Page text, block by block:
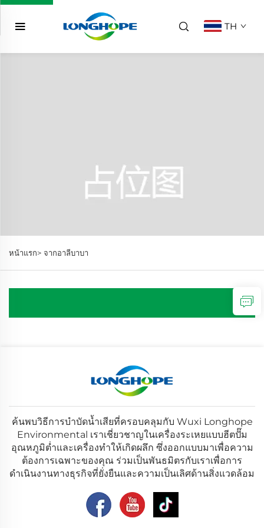
TH
หน้าแรก> จากอาลีบาบา
ค้นพบวิธีการบำบัดน้ำเสียที่ครอบคลุมกับ Wuxi Longhope
Environmental เราเชี่ยวชาญในเครื่องระเหยแบบฮีตปั๊ม
อุณหภูมิต่ำและเครื่องทำให้เกิดผลึก ซึ่งออกแบบมาเพื่อความ
ต้องการเฉพาะของคุณ ร่วมเป็นพันธมิตรกับเราเพื่อการ
ดำเนินงานทางธุรกิจที่ยั่งยืนและความเป็นเลิศด้านสิ่งแวดล้อม